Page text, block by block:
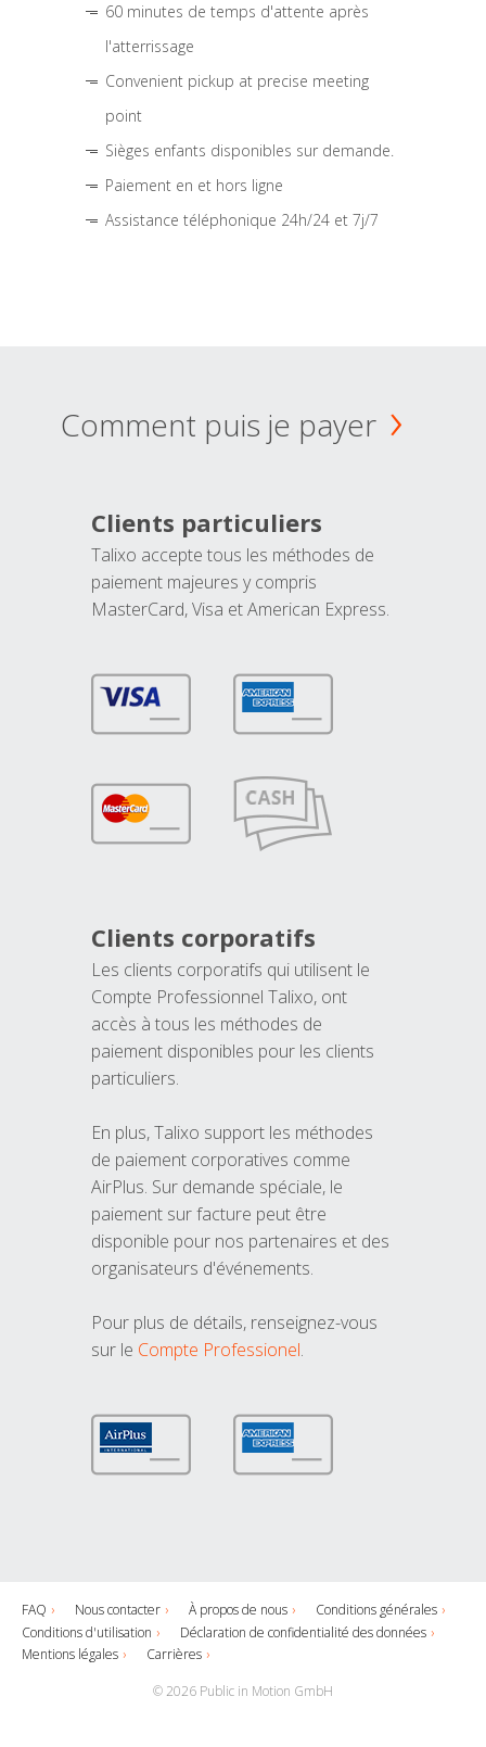
60 minutes de temps d'attente après
l'atterrissage
Convenient pickup at precise meeting
point
Sièges enfants disponibles sur demande.
Paiement en et hors ligne
Assistance téléphonique 24h/24 et 7j/7
Comment puis je payer
Clients particuliers
Talixo accepte tous les méthodes de
paiement majeures y compris
MasterCard, Visa et American Express.
Clients corporatifs
Les clients corporatifs qui utilisent le
Compte Professionnel Talixo, ont
accès à tous les méthodes de
paiement disponibles pour les clients
particuliers.
En plus, Talixo support les méthodes
de paiement corporatives comme
AirPlus. Sur demande spéciale, le
paiement sur facture peut être
disponible pour nos partenaires et des
organisateurs d'événements.
Pour plus de détails, renseignez-vous
sur le Compte Professionel.
FAQ Nous contacter À propos de nous
Conditions générales
Conditions d'utilisation
Déclaration de confidentialité des données
Mentions légales
Carrières
© 2026 Public in Motion GmbH